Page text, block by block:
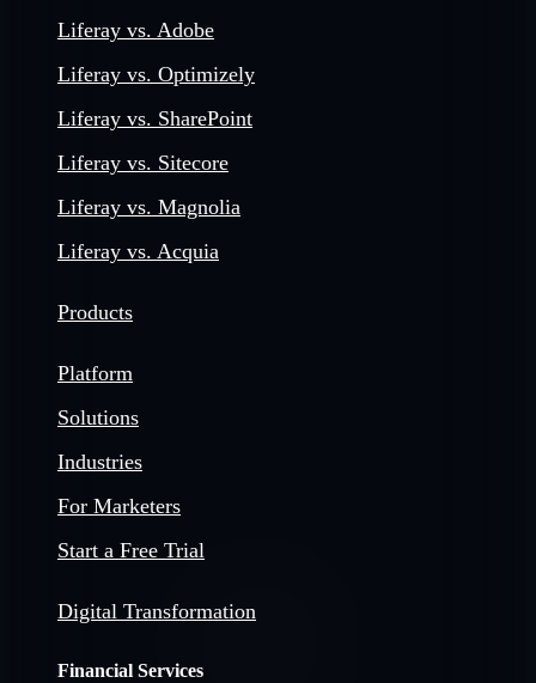
Liferay vs. Adobe
Liferay vs. Optimizely
Liferay vs. SharePoint
Liferay vs. Sitecore
Liferay vs. Magnolia
Liferay vs. Acquia
Products
Platform
Solutions
Industries
For Marketers
Start a Free Trial
Digital Transformation
Financial Services